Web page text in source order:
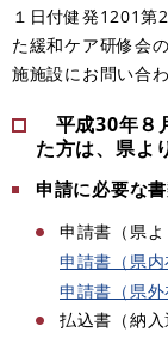
１日付健発1201第
た緩和ケア研修会
施施設にお問い合
平成30年８
た方は、県よ
申請に必要な
申請書（県よ
申請書（県
申請書（県
払込書（納入